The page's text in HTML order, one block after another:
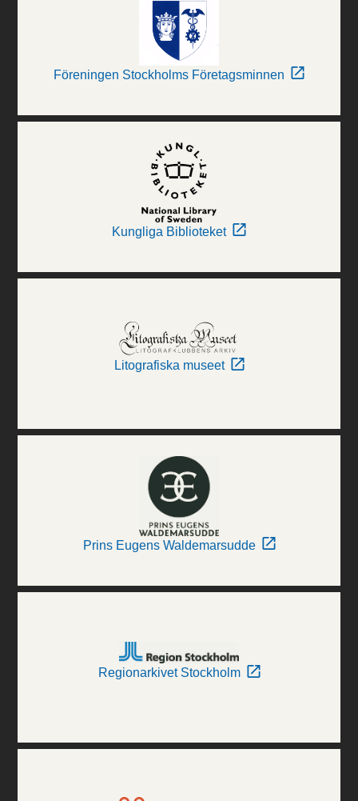
Föreningen Stockholms Företagsminnen
Kungliga Biblioteket
Litografiska museet
Prins Eugens Waldemarsudde
Regionarkivet Stockholm